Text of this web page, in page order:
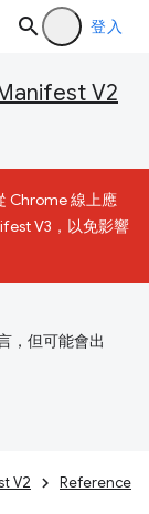
登入
V2
Chrome 線上應
V3，以免影響
，但可能會出
V2 Reference